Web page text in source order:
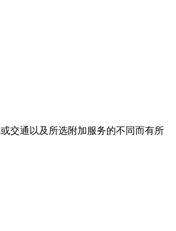
交通以及所选附加服务的不同而有所